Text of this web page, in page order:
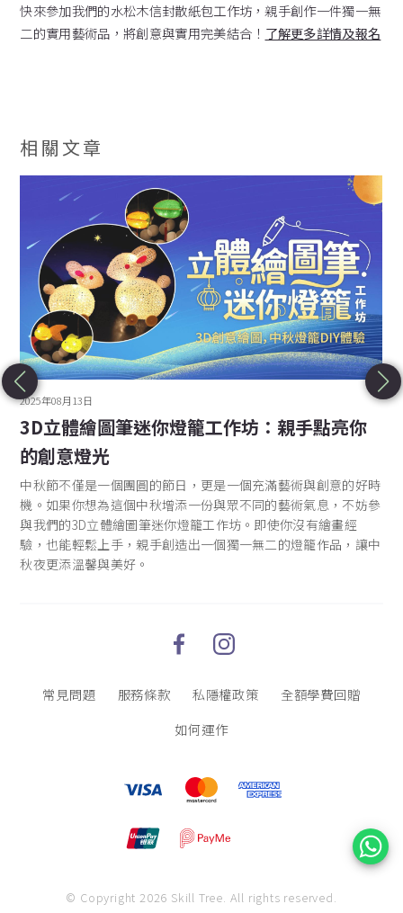
快來參加我們的水松木信封散紙包工作坊，親手創作一件獨一無
二的實用藝術品，將創意與實用完美結合！ 了解更多詳情及報名
相關文章
2025年08月13日
3D立體繪圖筆迷你燈籠工作坊：親手點亮你
的創意燈光
中秋節不僅是一個團圓的節日，更是一個充滿藝術與創意的好時
機。如果你想為這個中秋增添一份與眾不同的藝術氣息，不妨參
與我們的3D立體繪圖筆迷你燈籠工作坊。即使你沒有繪畫經
驗，也能輕鬆上手，親手創造出一個獨一無二的燈籠作品，讓中
秋夜更添溫馨與美好。
常見問題 服務條款 私隱權政策
全額學費回贈
如何運作
© Copyright 2026 Skill Tree. All rights reserved.